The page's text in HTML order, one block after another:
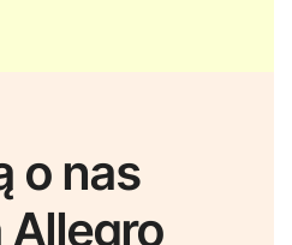
o nas
Allegro